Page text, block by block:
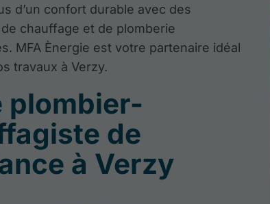
d’un confort durable avec des
chauffage et de plomberie
MFA Ènergie est votre partenaire idéal
travaux à Verzy.
plombier-
de
à Verzy